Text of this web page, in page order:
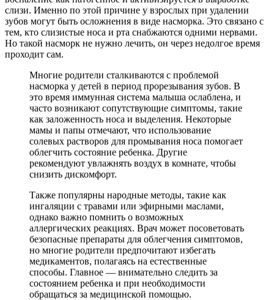
слизи. Именно по этой причине у взрослых при удалении
зубов могут быть осложнения в виде насморка. Это связано с
тем, кто слизистые носа и рта снабжаются одними нервами.
Но такой насморк не нужно лечить, он через недолгое время
проходит сам.
Многие родители сталкиваются с проблемой
насморка у детей в период прорезывания зубов. В
это время иммунная система малыша ослаблена, и
часто возникают сопутствующие симптомы, такие
как заложенность носа и выделения. Некоторые
мамы и папы отмечают, что использование
солевых растворов для промывания носа помогает
облегчить состояние ребенка. Другие
рекомендуют увлажнять воздух в комнате, чтобы
снизить дискомфорт.
Также популярны народные методы, такие как
ингаляции с травами или эфирными маслами,
однако важно помнить о возможных
аллергических реакциях. Врач может посоветовать
безопасные препараты для облегчения симптомов,
но многие родители предпочитают избегать
медикаментов, полагаясь на естественные
способы. Главное — внимательно следить за
состоянием ребенка и при необходимости
обращаться за медицинской помощью.